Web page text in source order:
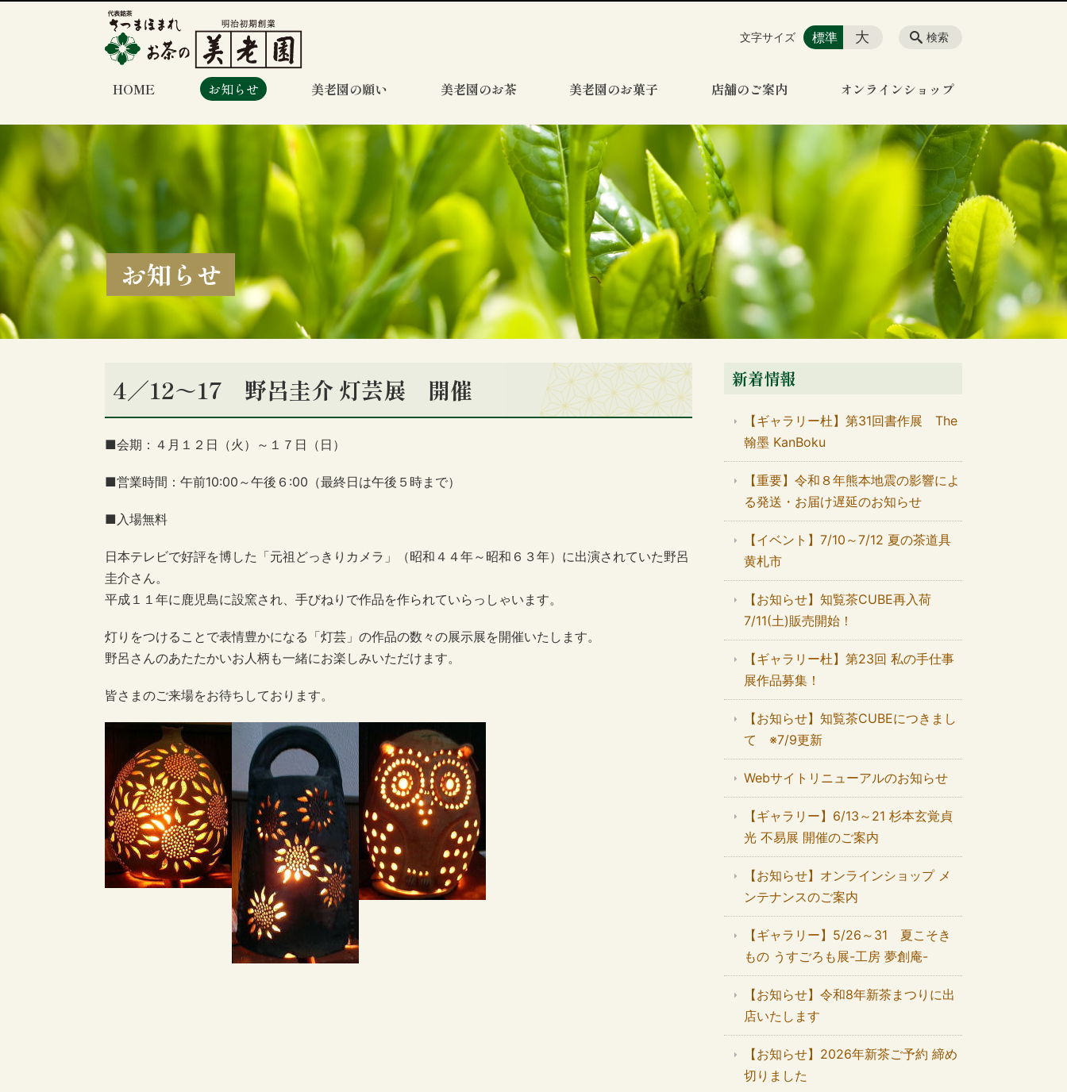
HOME お知らせ 美老園の願い 美老園のお茶 美老園のお菓子 店舗のご案内 オンラインショップ
検索
文字サイズ 標準 大
お知らせ
4／12～17 野呂圭介 灯芸展 開催
■会期：４月１２日（火）～１７日（日）
■営業時間：午前10:00～午後６:00（最終日は午後５時まで）
■入場無料
日本テレビで好評を博した「元祖どっきりカメラ」（昭和４４年～昭和６３年）に出演されていた野呂
圭介さん。
平成１１年に鹿児島に設窯され、手びねりで作品を作られていらっしゃいます。
灯りをつけることで表情豊かになる「灯芸」の作品の数々の展示展を開催いたします。
野呂さんのあたたかいお人柄も一緒にお楽しみいただけます。
皆さまのご来場をお待ちしております。
新着情報
【ギャラリー杜】第31回書作展 The
翰墨 KanBoku
【重要】令和８年熊本地震の影響によ
る発送・お届け遅延のお知らせ
【イベント】7/10～7/12 夏の茶道具
黄札市
【お知らせ】知覧茶CUBE再入荷
7/11(土)販売開始！
【ギャラリー杜】第23回 私の手仕事
展作品募集！
【お知らせ】知覧茶CUBEにつきまし
て ※7/9更新
Webサイトリニューアルのお知らせ
【ギャラリー】6/13～21 杉本玄覚貞
光 不易展 開催のご案内
【お知らせ】オンラインショップ メ
ンテナンスのご案内
【ギャラリー】5/26～31 夏こそき
もの うすごろも展-工房 夢創庵-
【お知らせ】令和8年新茶まつりに出
店いたします
【お知らせ】2026年新茶ご予約 締め
切りました